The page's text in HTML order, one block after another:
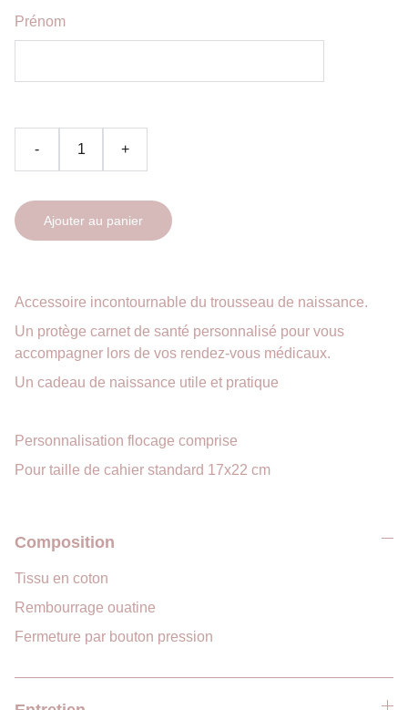
Prénom
- +
Ajouter au panier
Accessoire incontournable du trousseau de naissance.
Un protège carnet de santé personnalisé pour vous
accompagner lors de vos rendez-vous médicaux.
Un cadeau de naissance utile et pratique
Personnalisation flocage comprise
Pour taille de cahier standard 17x22 cm
Composition
Tissu en coton
Rembourrage ouatine
Fermeture par bouton pression